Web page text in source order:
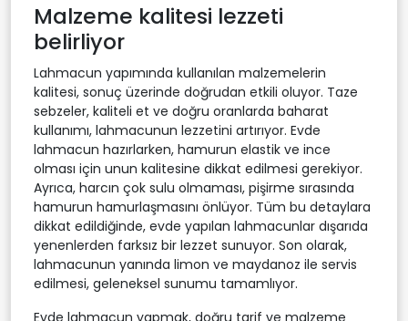
Malzeme kalitesi lezzeti
belirliyor
Lahmacun yapımında kullanılan malzemelerin
kalitesi, sonuç üzerinde doğrudan etkili oluyor. Taze
sebzeler, kaliteli et ve doğru oranlarda baharat
kullanımı, lahmacunun lezzetini artırıyor. Evde
lahmacun hazırlarken, hamurun elastik ve ince
olması için unun kalitesine dikkat edilmesi gerekiyor.
Ayrıca, harcın çok sulu olmaması, pişirme sırasında
hamurun hamurlaşmasını önlüyor. Tüm bu detaylara
dikkat edildiğinde, evde yapılan lahmacunlar dışarıda
yenenlerden farksız bir lezzet sunuyor. Son olarak,
lahmacunun yanında limon ve maydanoz ile servis
edilmesi, geleneksel sunumu tamamlıyor.